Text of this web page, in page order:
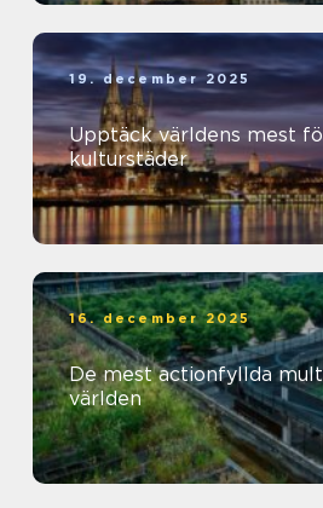
19. december 2025
Upptäck världens mest
kulturstäder
16. december 2025
De mest actionfyllda
världen